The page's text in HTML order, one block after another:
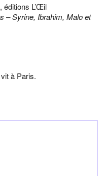
, éditions L’Œil
– Syrine, Ibrahim, Malo et
à Paris.